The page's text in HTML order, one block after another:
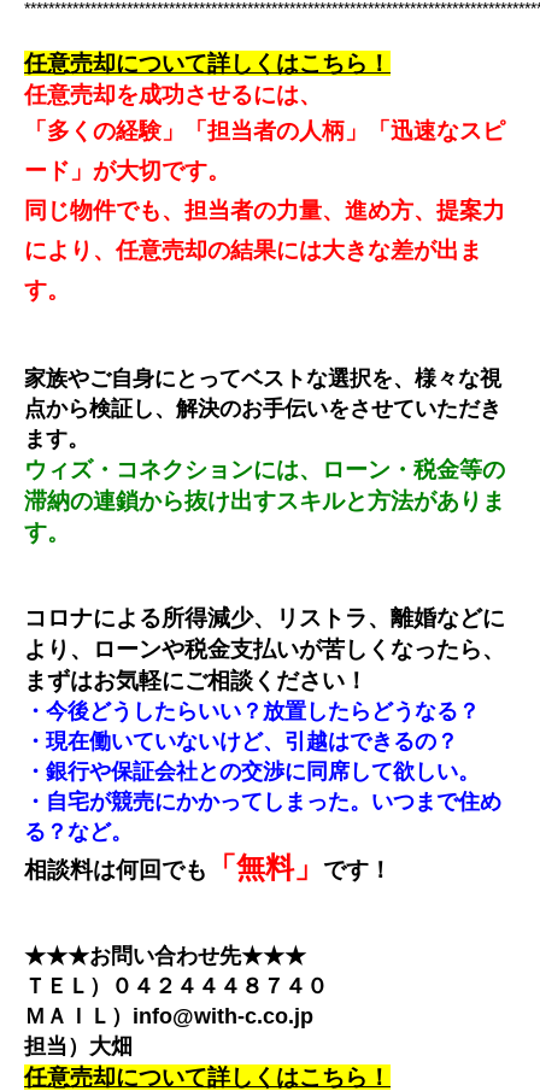
任意売却について詳しくはこちら！
任意売却を成功させるには、
「多くの経験」「担当者の人柄」「迅速なスピ
ード」が大切です。
同じ物件でも、担当者の力量、進め方、提案力
により、任意売却の結果には大きな差が出ま
す。
家族やご自身にとってベストな選択を、様々な視
点から検証し、解決のお手伝いをさせていただき
ます。
ウィズ・コネクションには、ローン・税金等の
滞納の連鎖から抜け出すスキルと方法がありま
す。
コロナによる所得減少、リストラ、離婚などに
より、ローンや税金支払いが苦しくなったら、
まずはお気軽にご相談ください！
・今後どうしたらいい？放置したらどうなる？
・現在働いていないけど、引越はできるの？
・銀行や保証会社との交渉に同席して欲しい。
・自宅が競売にかかってしまった。いつまで住め
る？など。
相談料は何回でも 「無料」 です！
★★★お問い合わせ先★★★
ＴＥＬ）
０４２４４４８７４０
ＭＡＩＬ） info@with-c.co.jp
担当）大畑
任意売却について詳しくはこちら！